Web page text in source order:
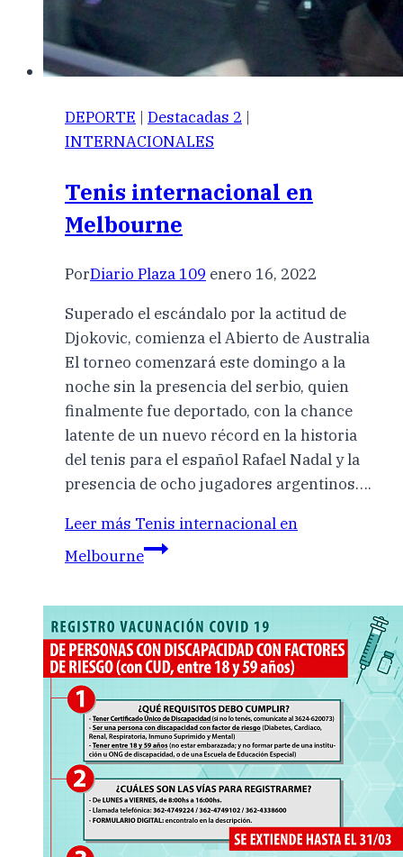
DEPORTE | Destacadas 2 |
INTERNACIONALES
Tenis internacional en
Melbourne
PorDiario Plaza 109 enero 16, 2022
Superado el escándalo por la actitud de
Djokovic, comienza el Abierto de Australia
El torneo comenzará este domingo a la
noche sin la presencia del serbio, quien
finalmente fue deportado, con la chance
latente de un nuevo récord en la historia
del tenis para el español Rafael Nadal y la
presencia de ocho jugadores argentinos….
Leer más Tenis internacional en
Melbourne